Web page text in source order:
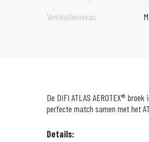
Ventilatieniveau
De DIFI ATLAS AEROTEX®
perfecte match samen met het
Details: